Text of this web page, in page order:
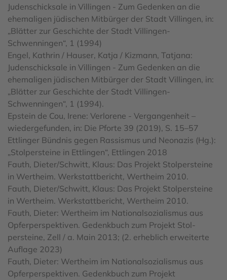
Judenschicksale in Villingen - Zum Gedenken an die
ehemaligen jüdischen Mitbürger der Stadt Villingen, in:
„Blätter zur Geschichte der Stadt Villingen-
Schwenningen“, 1 (1994)
Engel, Kathrin / Hauser, Katja / Kizmann, Tatjana:
Judenschicksale in Villingen - Zum Gedenken an die
ehemaligen jüdischen Mitbürger der Stadt Villingen, in:
„Blätter zur Geschichte der Stadt Villingen-
Schwenningen“, 1 (1994).
Epstein de Cou, Irene: Verlorene - Vergangenheit –
wiedergefunden, in: Die Pforte 39 (2019), S. 15–57
Ettlinger Bündnis gegen Rassismus und Neonazis (Hg.):
„Stolpersteine in Ettlingen“, Ettlingen 2018
Fauth, Dieter/Schwitt, Klaus: Das Projekt Stolpersteine
in Wertheim. Werkstattbericht, Wertheim 2010.
Fauth, Dieter/Schwitt, Klaus: Das Projekt Stolpersteine
in Wertheim. Werkstattbericht, Wertheim 2010.
Fauth, Dieter: Wertheim im Nationalsozialismus aus
Opferperspektiven. Gedenkbuch zum Projekt Stol-
persteine, Zell / a. Main 2013; (2. erheblich erweiterte
Auflage 2023)
Fauth, Dieter: Wertheim im Nationalsozialismus aus
Opferperspektiven. Gedenkbuch zum Projekt